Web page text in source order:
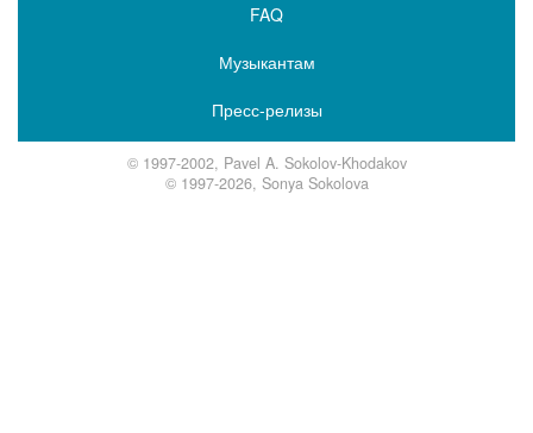
FAQ
Музыкантам
Пресс-релизы
© 1997-2002, Pavel A. Sokolov-Khodakov
© 1997-2026, Sonya Sokolova